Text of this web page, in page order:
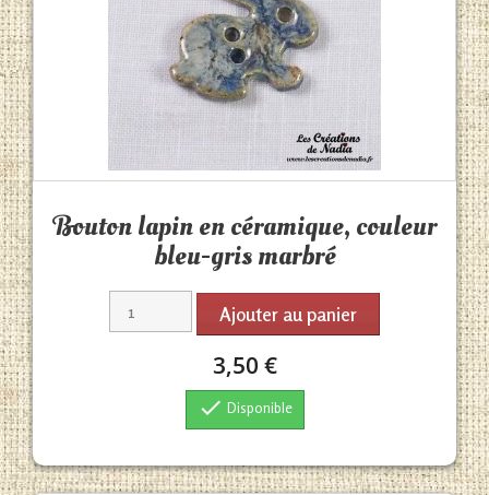
Bouton lapin en céramique, couleur
bleu-gris marbré
Ajouter au panier
3,50 €
 Disponible